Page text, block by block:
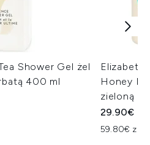
Shower Gel żel
400 ml
Elizabeth
Honey
zieloną
29.90€
59.80€ za L